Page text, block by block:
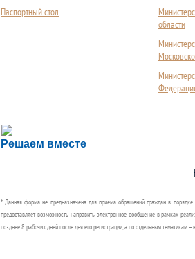
Паспортный стол
области
Решаем вместе
Сложности с получением
Сообщите об этом
* Данная форма не предназначена для приема обращений граждан в
предоставляет возможность направить электронное сообщение в рамках
позднее 8 рабочих дней после дня его регистрации, а по отдельным тематикам –